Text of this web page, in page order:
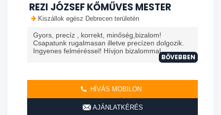
REZI JÓZSEF KŐMŰVES MESTER
Kiszállok egész Debrecen területén
Gyors, precíz , korrekt, minőség,bizalom!
Csapatunk rugalmasan illetve precízen dolgozik.
Ingyenes felméréssel! Hívjon bizalommal.
BŐVEBBEN
HÍVÁS MOBILON
AJÁNLATKÉRÉS